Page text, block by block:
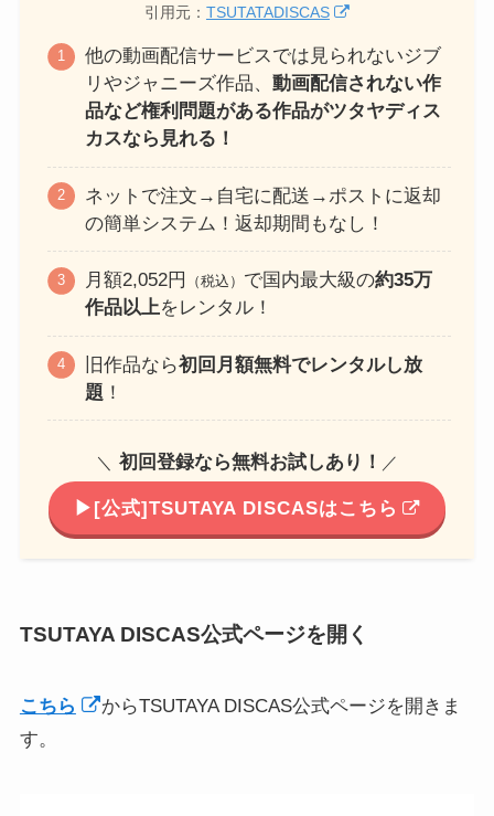
引用元： TSUTATADISCAS
他の動画配信サービスでは見られないジブ
リやジャニーズ作品、動画配信されない作
品など権利問題がある作品がツタヤディス
カスなら見れる！
ネットで注文→自宅に配送→ポストに返却
の簡単システム！返却期間もなし！
月額2,052円 （税込） で国内最大級の約35万
作品以上をレンタル！
旧作品なら初回月額無料でレンタルし放
題 ！
＼ 初回登録なら無料お試しあり！ ／
▶︎[公式]TSUTAYA DISCASはこちら
TSUTAYA DISCAS公式ページを開く
こちら
からTSUTAYA DISCAS公式ページを開きま
す。